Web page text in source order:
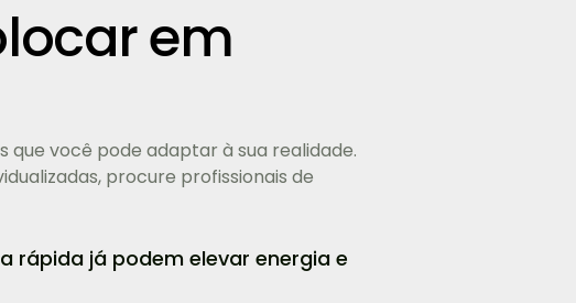
em
que você pode adaptar à sua realidade.
procure profissionais de
rápida já podem elevar energia e